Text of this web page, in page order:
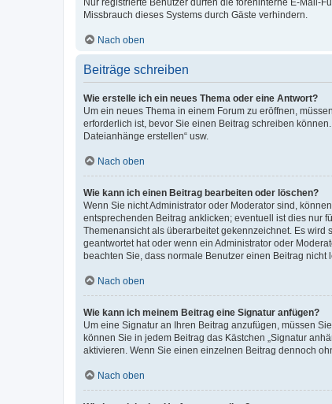
Missbrauch dieses Systems durch Gäste verhindern.
Nach oben
Beiträge schreiben
Wie erstelle ich ein neues Thema oder eine Antwort?
Um ein neues Thema in einem Forum zu eröffnen,
erforderlich ist, bevor Sie einen Beitrag schreiben
Dateianhänge erstellen“ usw.
Nach oben
Wie kann ich einen Beitrag bearbeiten oder löschen?
Wenn Sie nicht Administrator oder Moderator sind,
entsprechenden Beitrag anklicken; eventuell ist dies nur
Themenansicht als überarbeitet gekennzeichnet. Es
geantwortet hat oder wenn ein Administrator oder
beachten Sie, dass normale Benutzer einen Beitrag
Nach oben
Wie kann ich meinem Beitrag eine Signatur anfügen?
Um eine Signatur an Ihren Beitrag anzufügen, müssen
können Sie in jedem Beitrag das Kästchen „Signatur
aktivieren. Wenn Sie einen einzelnen Beitrag dennoch
Nach oben